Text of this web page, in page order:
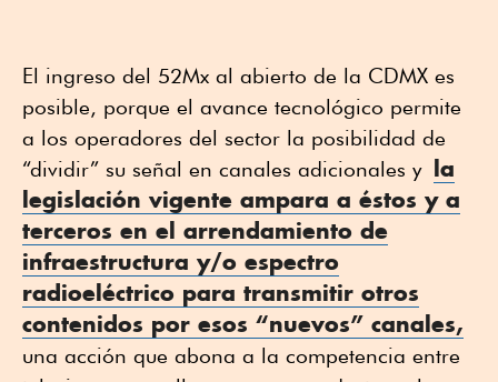
El ingreso del 52Mx al abierto de la CDMX es
posible, porque el avance tecnológico permite
a los operadores del sector la posibilidad de
“dividir” su señal en canales adicionales y la
legislación vigente ampara a éstos y a
terceros en el arrendamiento de
infraestructura y/o espectro
radioeléctrico para transmitir otros
contenidos por esos “nuevos” canales,
una acción que abona a la competencia entre